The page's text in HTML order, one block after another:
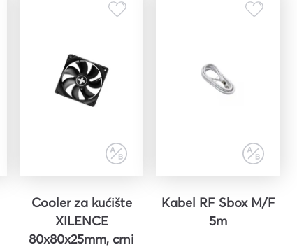
Cooler za kućište
XILENCE
80x80x25mm, crni
Kabel RF Sbox M/F
5m